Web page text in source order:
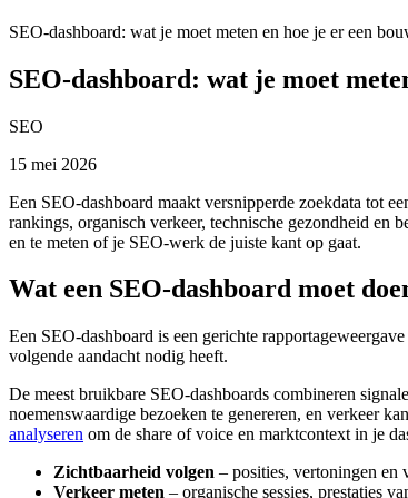
SEO-dashboard: wat je moet meten en hoe je er een
SEO-dashboard: wat je moet
SEO
15 mei 2026
Een SEO-dashboard maakt versnipperde zoekdata tot
rankings, organisch verkeer, technische gezondheid en
en te meten of je SEO‑werk de juiste kant op gaat.
Wat een SEO-dashboard moet
Een SEO-dashboard is een gerichte
volgende aandacht nodig heeft.
De meest bruikbare SEO-dashboards combineren
noemenswaardige bezoeken te genereren, en verkeer
analyseren om de share of voice en marktcontext in je
Zichtbaarheid volgen – posities, vertoningen en
Verkeer meten – organische sessies, prestaties